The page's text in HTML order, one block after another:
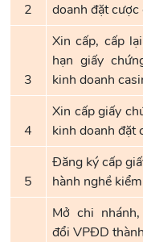
2
doanh đặt
3
Xin cấp, cấp
hạn giấy
kinh doanh
4
Xin cấp giấy
kinh doanh đặt
5
Đăng ký cấp
hành nghề
Mở chi
đổi VPĐD